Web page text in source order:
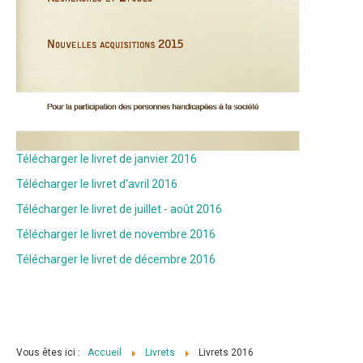
Télécharger le livret de janvier 2016
Télécharger le livret d'avril 2016
Télécharger le livret de juillet - août 2016
Télécharger le livret de novembre 2016
Télécharger le livret de décembre 2016
Vous êtes ici : Accueil Livrets Livrets 2016